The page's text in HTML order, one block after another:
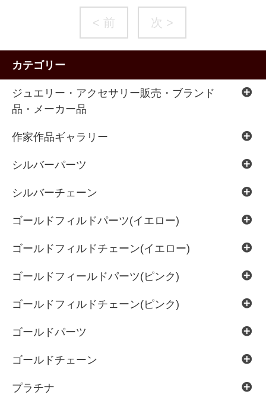
< 前 次 >
カテゴリー
ジュエリー・アクセサリー販売・ブランド
品・メーカー品
作家作品ギャラリー
シルバーパーツ
シルバーチェーン
ゴールドフィルドパーツ(イエロー)
ゴールドフィルドチェーン(イエロー)
ゴールドフィールドパーツ(ピンク)
ゴールドフィルドチェーン(ピンク)
ゴールドパーツ
ゴールドチェーン
プラチナ